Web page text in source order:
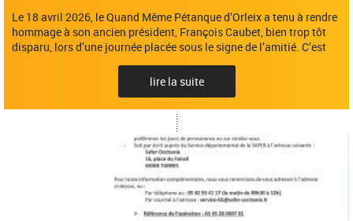
Le 18 avril 2026, le Quand Même Pétanque d’Orleix a tenu à rendre
hommage à son ancien président, François Caubet, bien trop tôt
disparu, lors d’une journée placée sous le signe de l’amitié. C’est
lire la suite